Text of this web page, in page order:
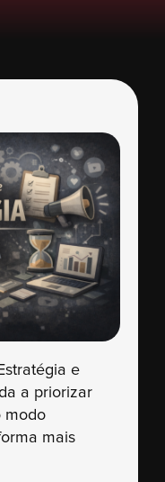
e
a priorizar
modo
mais